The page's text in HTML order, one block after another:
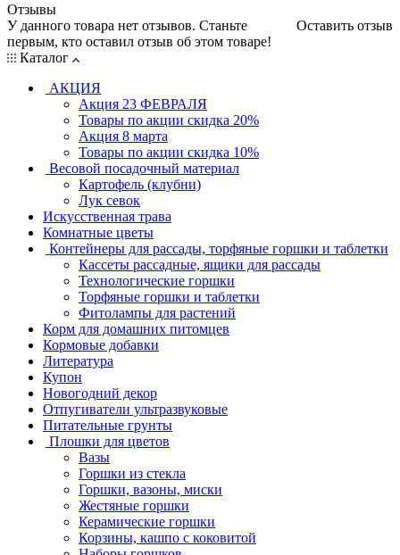
Отзывы
Оставить отзыв
У данного товара нет отзывов. Станьте
первым, кто оставил отзыв об этом товаре!
Каталог
АКЦИЯ
Акция 23 ФЕВРАЛЯ
Товары по акции скидка 20%
Акция 8 марта
Товары по акции скидка 10%
Весовой посадочный материал
Картофель (клубни)
Лук севок
Искусственная трава
Комнатные цветы
Контейнеры для рассады, торфяные горшки и таблетки
Кассеты рассадные, ящики для рассады
Технологические горшки
Торфяные горшки и таблетки
Фитолампы для растений
Корм для домашних питомцев
Кормовые добавки
Литература
Купон
Новогодний декор
Отпугиватели ультразвуковые
Питательные грунты
Плошки для цветов
Вазы
Горшки из стекла
Горшки, вазоны, миски
Жестяные горшки
Керамические горшки
Корзины, кашпо с коковитой